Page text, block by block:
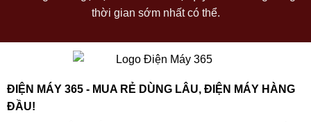
thời gian sớm nhất có thể.
ĐIỆN MÁY 365 - MUA RẺ DÙNG LÂU, ĐIỆN MÁY HÀNG
ĐẦU!